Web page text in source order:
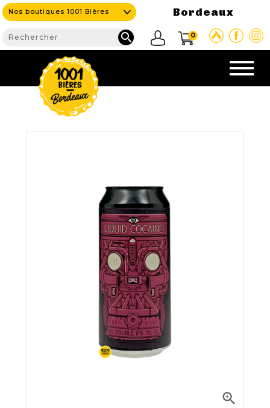
Nos boutiques 1001 Bières Bordeaux
 0

Nouveautés
Nos Bières
Nos Fûts De Bière
Nos Spiritueux
Nos Boxes
